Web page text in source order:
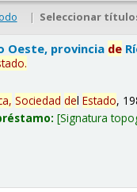
| Seleccionar
Oeste, provincia de
.
Sociedad delEstado,
Signatura